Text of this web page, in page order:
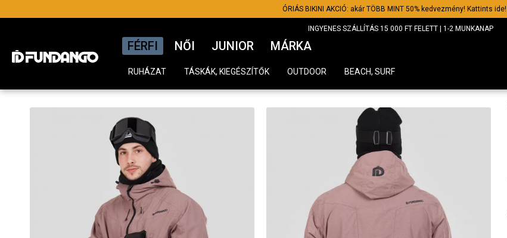
ÓRIÁS BIKINI AKCIÓ: akár TÖBB MINT 50% kedvezmény! Kattints ide!
INGYENES SZÁLLÍTÁS 15 000 FT FELETT | 1-2 MUNKANAP
FÉRFI NŐI JUNIOR MÁRKA
RUHÁZAT TÁSKÁK, KIEGÉSZÍTŐK OUTDOOR BEACH, SURF